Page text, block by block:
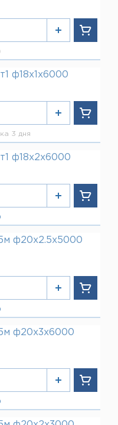
ф18х1х6000
3 дня
ф18х2х6000
ф20х2.5х5000
ф20х3х6000